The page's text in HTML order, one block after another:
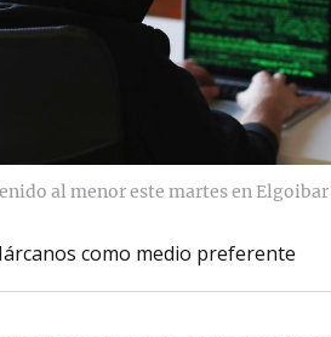
al menor este martes en Elgoibar
como medio preferente